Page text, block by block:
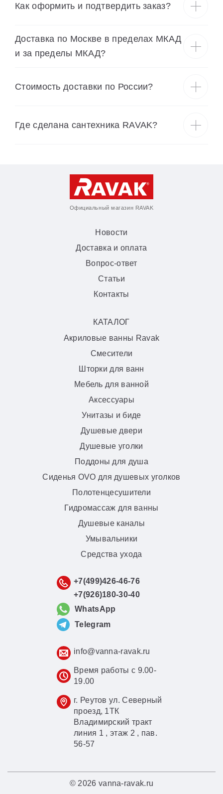
Как оформить и подтвердить заказ?
Доставка по Москве в пределах МКАД
и за пределы МКАД?
Cтоимость доставки по России?
Где сделана сантехника RAVAK?
Официальный магазин RAVAK
Новости
Доставка и оплата
Вопрос-ответ
Статьи
Контакты
КАТАЛОГ
Акриловые ванны Ravak
Смесители
Шторки для ванн
Мебель для ванной
Аксессуары
Унитазы и биде
Душевые двери
Душевые уголки
Поддоны для душа
Сиденья OVO для душевых уголков
Полотенцесушители
Гидромассаж для ванны
Душевые каналы
Умывальники
Средства ухода
+7(499)426-46-76
+7(926)180-30-40
WhatsApp
Telegram
info@vanna-ravak.ru
Время работы с 9.00-
19.00
г. Реутов ул. Северный
проезд, 1ТК
Владимирский тракт
линия 1 , этаж 2 , пав.
56-57
© 2026 vanna-ravak.ru